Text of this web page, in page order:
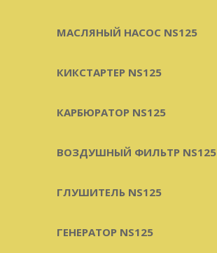
МАСЛЯНЫЙ НАСОС NS125
КИКСТАРТЕР NS125
КАРБЮРАТОР NS125
ВОЗДУШНЫЙ ФИЛЬТР NS125
ГЛУШИТЕЛЬ NS125
ГЕНЕРАТОР NS125